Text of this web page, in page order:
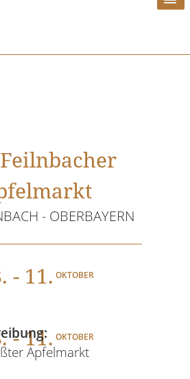
- OBERBAYERN
. - 11. OKTOBER
. - 11. OKTOBER
Apfelmarkt